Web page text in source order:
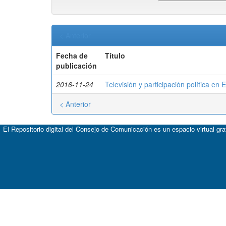
Fecha de
publicación
Título
2016-11-24 Televisión y participación política en
< Anterior
El Repositorio digital del Consejo de Comunicación es un espacio virtual